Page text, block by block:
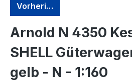
Vorherige
Arnold N 4350
SHELL
gelb - N - 1:160